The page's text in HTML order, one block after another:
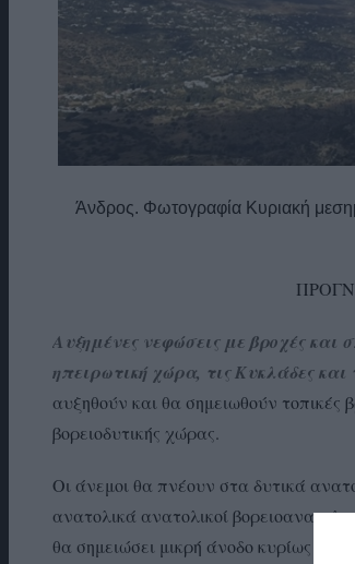
Άνδρος. Φωτογραφία Κυριακή
Αυξημένες νεφώσεις με βροχές και
ηπειρωτική χώρα, τις Κυκλάδες και
αυξηθούν και θα σημειωθούν τοπικές
βορειοδυτικής χώρας.
Οι άνεμοι θα πνέουν στα δυτικά
ανατολικά ανατολικοί
θα σημειώσει μικρή άνοδο κυρίως στα